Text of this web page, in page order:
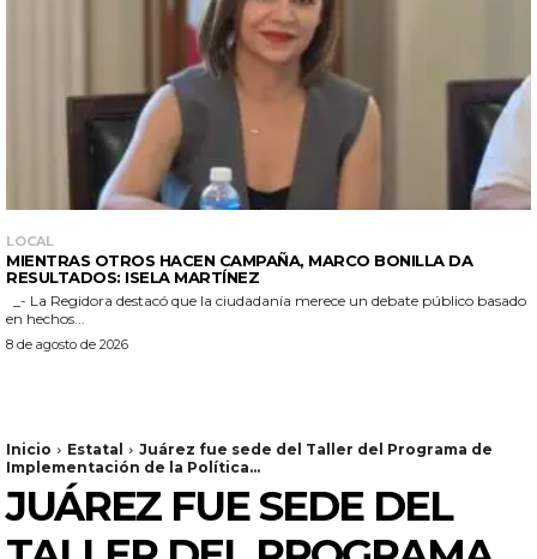
LOCAL
MIENTRAS OTROS HACEN CAMPAÑA, MARCO BONILLA DA
RESULTADOS: ISELA MARTÍNEZ
en hechos...
8 de agosto de 2026